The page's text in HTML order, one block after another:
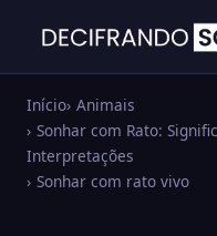
Início Animais
Sonhar com Rato:
Interpretações
Sonhar com rato vivo